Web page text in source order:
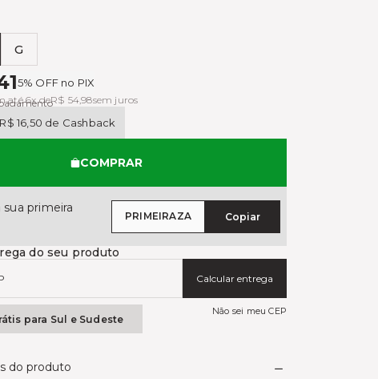
G
até 6x deR$ 54,98sem juros
5% OFF no PIX
16,50 de Cashback
COMPRAR
sua primeira
PRIMEIRAZA Copiar
do seu produto
Calcular entrega
para Sul e Sudeste
Não sei meu CEP
do produto